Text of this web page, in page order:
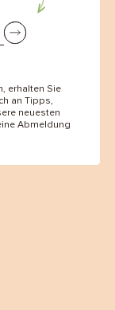
erhalten Sie
an Tipps,
neuesten
Abmeldung